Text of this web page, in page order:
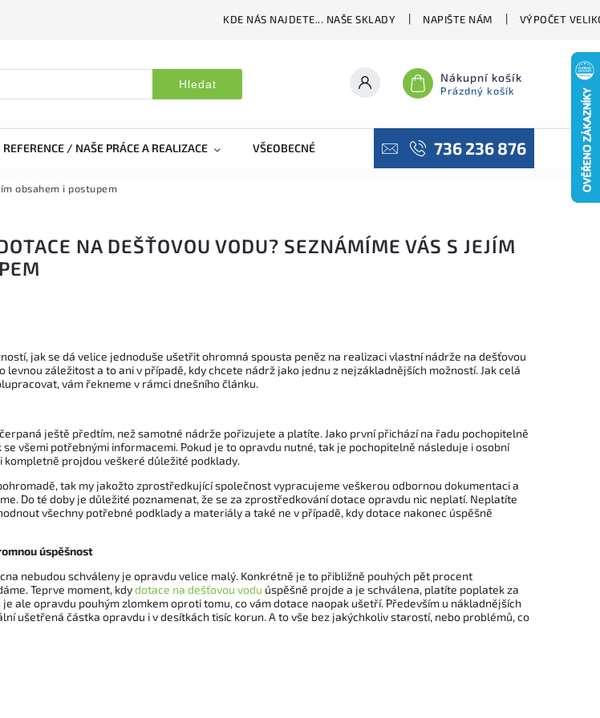
KDE NÁS NAJDETE... NAŠE SKLADY NAPIŠTE NÁM VÝPOČET
Hledat Nákupní košík
Prázdný košík
REFERENCE / NAŠE PRÁCE A REALIZACE VŠEOBECNÉ OBCHODNÍ PODMÍNKY PODMÍNKY OCHRANY
736 236 876
obsahem i postupem
NA DEŠŤOVOU VODU? SEZNÁMÍME VÁS S JEJÍM
jak se dá velice jednoduše ušetřit ohromná spousta peněz na realizaci vlastní nádrže na dešťovou
levnou záležitost a to ani v případě, kdy chcete nádrž jako jednu z nejzákladnějších možností. Jak celá
vám řekneme v rámci dnešního článku.
ještě předtím, než samotné nádrže pořizujete a platíte. Jako první přichází na řadu pochopitelně
všemi potřebnými informacemi. Pokud je to opravdu nutné, tak je pochopitelně následuje i osobní
kompletně projdou veškeré důležité podklady.
tak my jakožto zprostředkující společnost vypracujeme veškerou odbornou dokumentaci a
Do té doby je důležité poznamenat, že se za zprostředkování dotace opravdu nic neplatí. Neplatíte
všechny potřebné podklady a materiály a také ne v případě, kdy dotace nakonec úspěšně
úspěšnost
nebudou schváleny je opravdu velice malý. Konkrétně je to přibližně pouhých pět procent
Teprve moment, kdydotace na dešťovou vodu úspěšně projde a je schválena, platíte poplatek za
ale opravdu pouhým zlomkem oproti tomu, co vám dotace naopak ušetří. Především u nákladnějších
ušetřená částka opravdu i v desítkách tisíc korun. A to vše bez jakýchkoliv starostí, nebo problémů, co